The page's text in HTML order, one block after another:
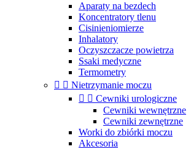
Aparaty na bezdech
Koncentratory tlenu
Cisinieniomierze
Inhalatory
Oczyszczacze powietrza
Ssaki medyczne
Termometry
  Nietrzymanie moczu
  Cewniki urologiczne
Cewniki wewnętrzne
Cewniki zewnętrzne
Worki do zbiórki moczu
Akcesoria